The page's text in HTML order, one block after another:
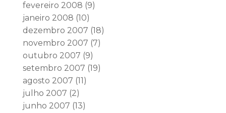
fevereiro 2008 (9)
janeiro 2008 (10)
dezembro 2007 (18)
novembro 2007 (7)
outubro 2007 (9)
setembro 2007 (19)
agosto 2007 (11)
julho 2007 (2)
junho 2007 (13)